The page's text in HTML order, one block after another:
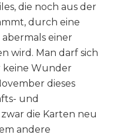
die noch aus der
durch eine
einer
wird. Man darf sich
keine Wunder
dieses
und
die Karten neu
andere